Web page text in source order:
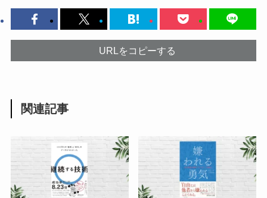
URLをコピーする
関連記事